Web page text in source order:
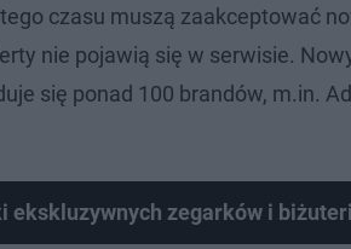
czasu muszą zaakceptować
nie pojawią się w serwisie.
się ponad 100 brandów, m.in.
ekskluzywnych zegarków i